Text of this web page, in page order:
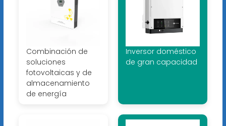
Combinación de
soluciones
fotovoltaicas y de
almacenamiento
de energía
Inversor doméstico
de gran capacidad